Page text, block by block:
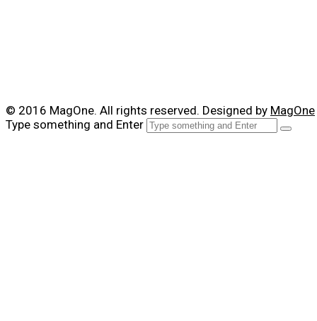
© 2016 MagOne. All rights reserved. Designed by MagOne
Type something and Enter